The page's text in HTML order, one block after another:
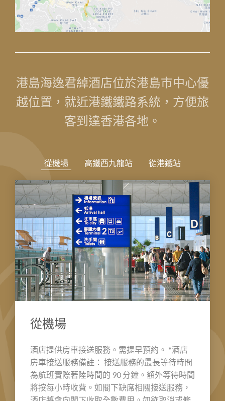
港島海逸君綽酒店位於港島市中心優
越位置，就近港鐵鐵路系統，方便旅
客到達香港各地。
從機場 ​​高鐵西九龍站 從港鐵站
從機場
酒店提供房車接送服務。需提早預約。 *酒店
房車接送服務備註： 接送服務的最長等待時間
為航班實際著陸時間的 90 分鐘。額外等待時間
將按每小時收費。如閣下缺席相關接送服務，